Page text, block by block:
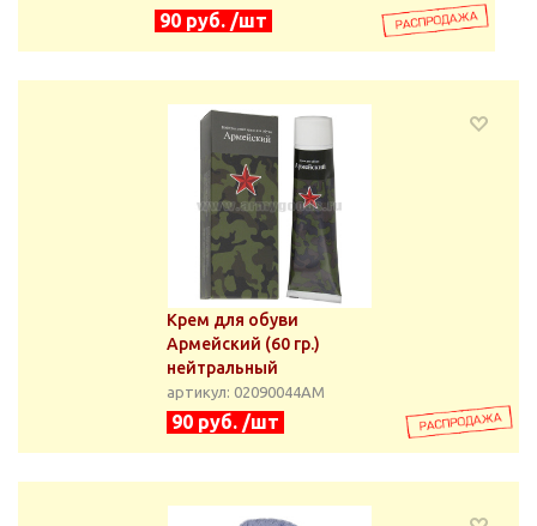
90 руб. /шт
Крем для обуви
Армейский (60 гр.)
нейтральный
артикул: 02090044АМ
90 руб. /шт